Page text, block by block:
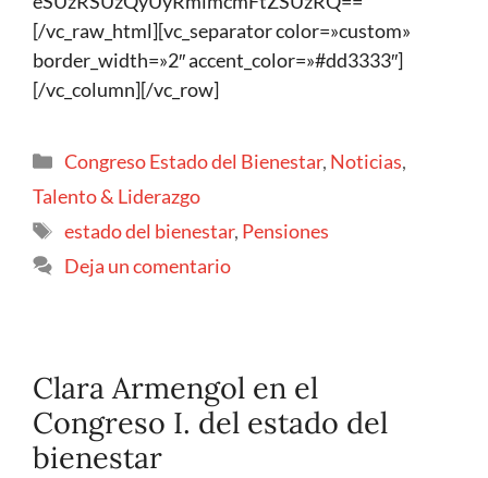
[/vc_raw_html][vc_separator color=»custom»
border_width=»2″ accent_color=»#dd3333″]
[/vc_column][/vc_row]
Congreso Estado del Bienestar, Noticias,
Talento & Liderazgo
estado del bienestar, Pensiones
Deja un comentario
Clara Armengol en el
Congreso I. del estado del
bienestar